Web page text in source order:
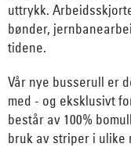
uttrykk.
bønder,
tidene.
Vår nye busserull er
med - og eksklusivt
består av 100%
bruk av striper i ulike